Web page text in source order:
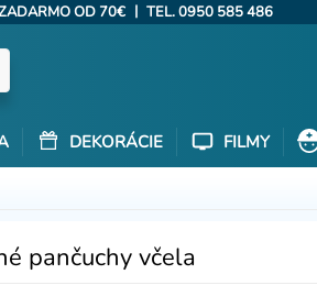
OD 70€ | TEL. 0950 585 486
DEKORÁCIE FILMY
pančuchy včela